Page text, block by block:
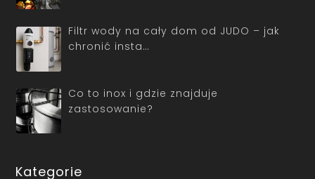
Filtr wody na cały dom od JUDO – jak
chronić insta…
Co to inox i gdzie znajduje
zastosowanie?
Kategorie